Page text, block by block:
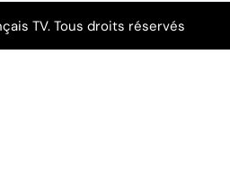
TV. Tous droits réservés